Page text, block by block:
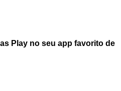
Play no seu app favorito de